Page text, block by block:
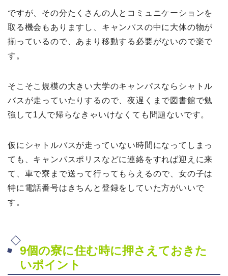
ですが、その分たくさんの人とコミュニケーションを
取る機会もありますし、キャンパスの中に大体の物が
揃っているので、あまり移動する必要がないので楽で
す。
そこそこ規模の大きい大学のキャンパスならシャトル
バスが走っていたりするので、夜遅くまで図書館で勉
強して1人で帰らなきゃいけなくても問題ないです。
仮にシャトルバスが走っていない時間になってしまっ
ても、キャンパスポリスなどに連絡をすれば迎えに来
て、車で寮まで送って行ってもらえるので、女の子は
特に電話番号はきちんと登録をしていた方がいいで
す。
9個の寮に住む時に押さえておきた
いポイント